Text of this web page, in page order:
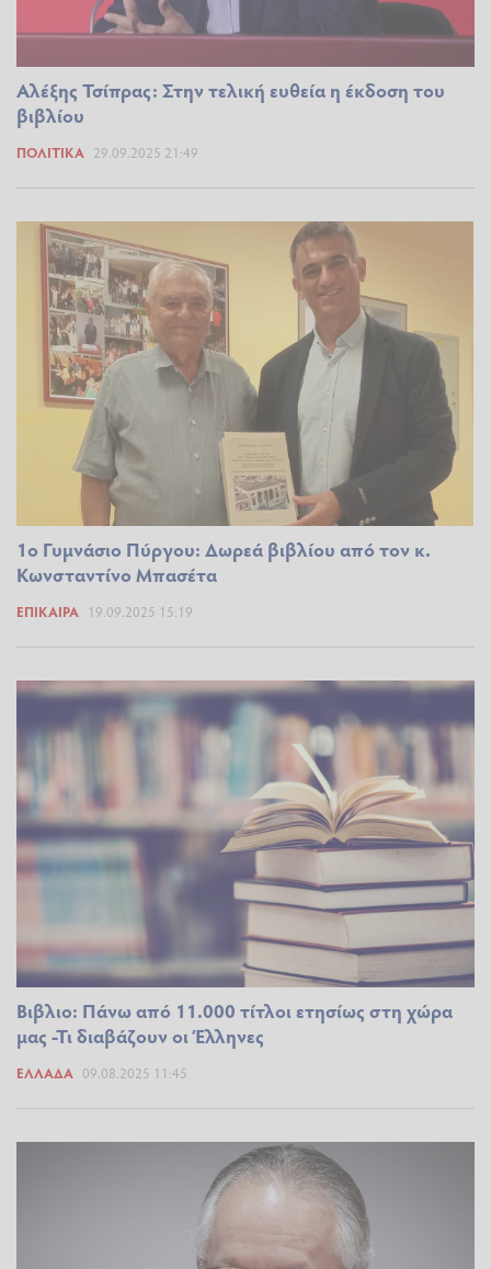
Αλέξης Τσίπρας: Στην τελική ευθεία η έκδοση του
βιβλίου
ΠΟΛΙΤΙΚΆ 29.09.2025 21:49
1ο Γυμνάσιο Πύργου: Δωρεά βιβλίου από τον κ.
Κωνσταντίνο Μπασέτα
ΕΠΊΚΑΙΡΑ 19.09.2025 15:19
Βιβλιο: Πάνω από 11.000 τίτλοι ετησίως στη χώρα
μας -Τι διαβάζουν οι Έλληνες
ΕΛΛΆΔΑ 09.08.2025 11:45